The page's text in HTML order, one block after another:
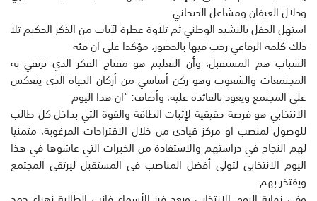
ودلال العيفان ومشاعل الديحاني.
استهل الحفل بالنشيد الوطني ثم تلاوة عطرة لآيات من الذكر الحكيم تلا
ذلك كلمة الرفاعي رحب فيها بالحضور، مؤكدا على ان فئة
الشباب هم المستقبل، وأن التعليم هو مفتاح الفكر الذي ترتقي به
المجتمعات والشعوب وهو ركن أساسي من أركان الحياة الذي ينعكس
على المجتمع ويعود بالفائدة عليه، وأضاف: “ان هذا اليوم
الانتخابي هو فرصة حقيقية لإثبات الطاقة والقوة التي بداخل كل طالب
للوصول لمنصب او مركز قيادي من خلال الاقتراحات المرغوبة، متمنيا
لهم النجاح في دراستهم والاستفادة من الخبرات التي عاشوها في هذا
اليوم الانتخابي لتولي أفضل المناصب في المستقبل ليرتقي المجتمع
ويفتخر بهم.